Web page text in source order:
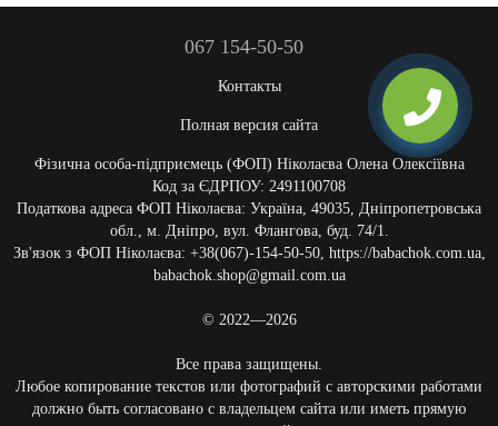
067 154-50-50
Контакты
Полная версия сайта
Фізична особа-підприємець (ФОП) Ніколаєва Олена Олексіївна
Код за ЄДРПОУ: 2491100708
Податкова адреса ФОП Ніколаєва: Україна, 49035, Дніпропетровська
обл., м. Дніпро, вул. Флангова, буд. 74/1.
Зв'язок з ФОП Ніколаєва: +38(067)-154-50-50, https://babachok.com.ua,
babachok.shop@gmail.com.ua
© 2022—2026
Все права защищены.
Любое копирование текстов или фотографий с авторскими работами
должно быть согласовано с владельцем сайта или иметь прямую